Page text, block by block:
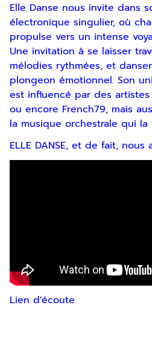
Elle Danse nous invite dans
électronique singulier, où
propulse vers un intense
Une invitation à se laisser
mélodies rythmées, et
plongeon émotionnel. Son
est influencé par des
ou encore French79, mais
la musique orchestrale qui la
ELLE DANSE, et de fait,
Lien d'écoute